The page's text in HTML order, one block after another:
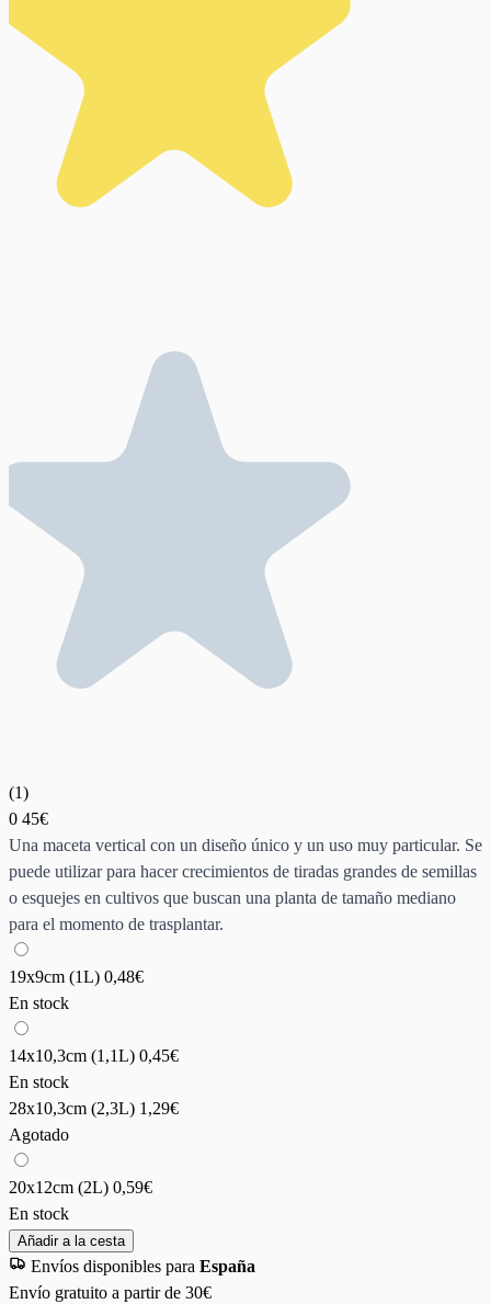
(1)
0 45€
Una maceta vertical con un diseño único y un uso muy particular. Se
puede utilizar para hacer crecimientos de tiradas grandes de semillas
o esquejes en cultivos que buscan una planta de tamaño mediano
para el momento de trasplantar.
19x9cm (1L) 0,48€
En stock
14x10,3cm (1,1L) 0,45€
En stock
28x10,3cm (2,3L) 1,29€
Agotado
20x12cm (2L) 0,59€
En stock
Añadir a la cesta
Envíos disponibles para España
Envío gratuito a partir de 30€